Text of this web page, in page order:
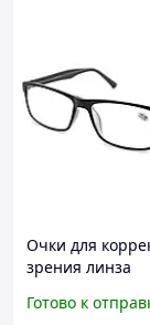
Очки для
зрения линза
минусы от 0.5 до
Готово к